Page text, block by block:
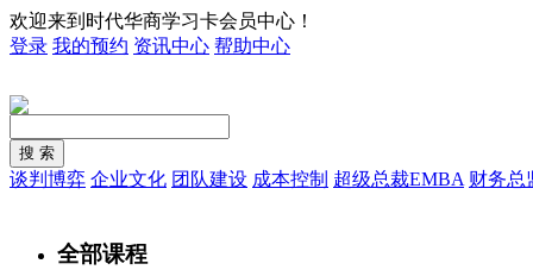
欢迎来到时代华商学习卡会员中心！
登录 我的预约 资讯中心 帮助中心
谈判博弈 企业文化 团队建设 成本控制 超级总裁EMBA 财务总
全部课程